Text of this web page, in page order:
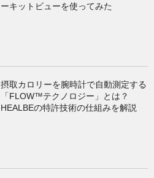
ーキットビューを使ってみた
摂取カロリーを腕時計で自動測定する
「FLOW™テクノロジー」とは？
HEALBEの特許技術の仕組みを解説